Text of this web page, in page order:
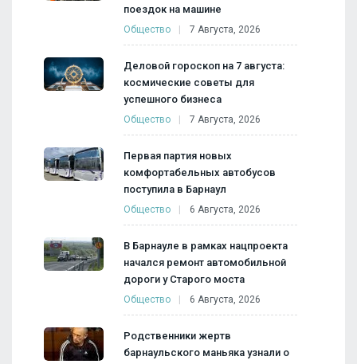
поездок на машине
Общество 7 Августа, 2026
Деловой гороскоп на 7 августа:
космические советы для
успешного бизнеса
Общество 7 Августа, 2026
Первая партия новых
комфортабельных автобусов
поступила в Барнаул
Общество 6 Августа, 2026
В Барнауле в рамках нацпроекта
начался ремонт автомобильной
дороги у Старого моста
Общество 6 Августа, 2026
Родственники жертв
барнаульского маньяка узнали о